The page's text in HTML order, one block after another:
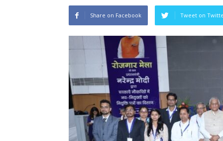
Share on Facebook Tweet on